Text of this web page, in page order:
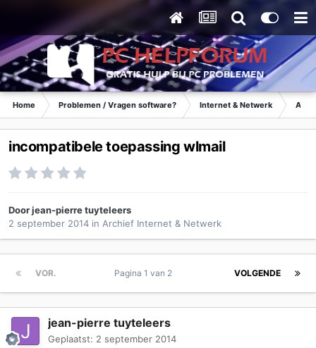
Home Problemen / Vragen software? Internet & Netwerk
incompatibele toepassing wlmail
Doorjean-pierre tuyteleers
2 september 2014 in Archief Internet & Netwerk
VOR. VOLGENDE
Pagina 1 van 2
jean-pierre tuyteleers
Geplaatst: 2 september 2014